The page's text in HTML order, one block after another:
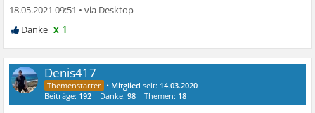
18.05.2021 09:51 •
x 1
Denis417
• Mitglied seit: 14.03.2020
Beiträge: 192 Danke:98 Themen: 18